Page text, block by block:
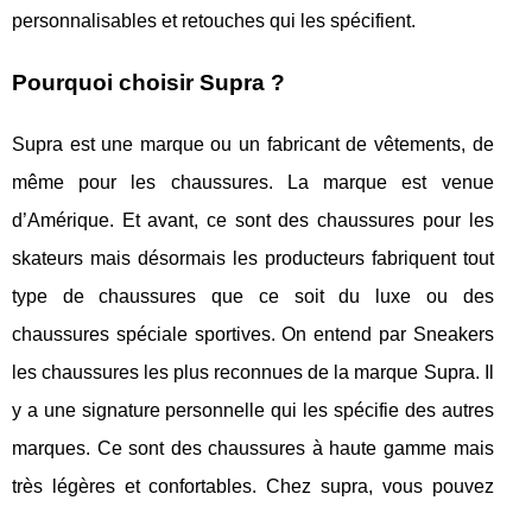
personnalisables et retouches qui les spécifient.
Pourquoi choisir Supra ?
Supra est une marque ou un fabricant de vêtements, de
même pour les chaussures. La marque est venue
d’Amérique. Et avant, ce sont des chaussures pour les
skateurs mais désormais les producteurs fabriquent tout
type de chaussures que ce soit du luxe ou des
chaussures spéciale sportives. On entend par Sneakers
les chaussures les plus reconnues de la marque Supra. Il
y a une signature personnelle qui les spécifie des autres
marques. Ce sont des chaussures à haute gamme mais
très légères et confortables. Chez supra, vous pouvez